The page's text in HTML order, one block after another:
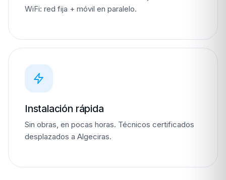
WiFi: red fija + móvil en paralelo.
Instalación rápida
Sin obras, en pocas horas. Técnicos certificados
desplazados a Algeciras.